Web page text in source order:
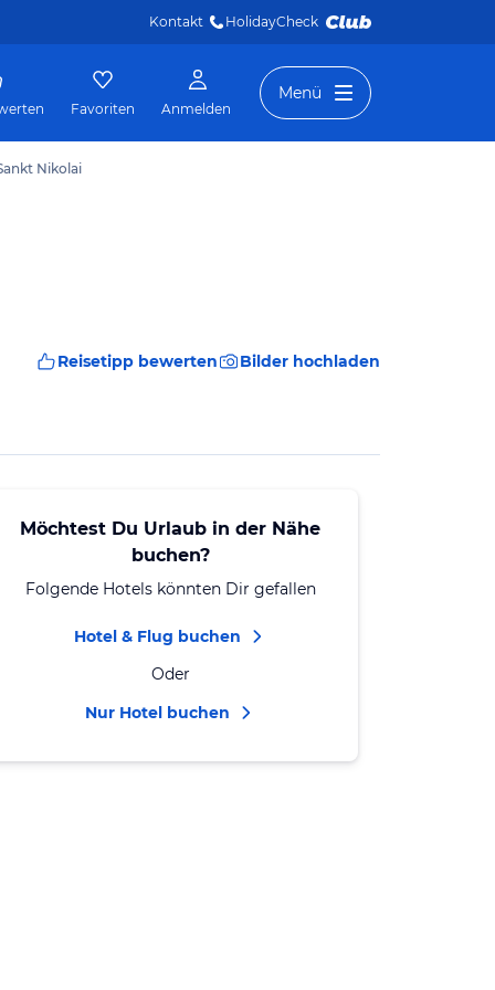
Kontakt HolidayCheck
Favoriten Anmelden
Menü
Nikolai
Reisetipp bewerten Bilder hochladen
Möchtest Du Urlaub in der Nähe
buchen?
Folgende Hotels könnten Dir gefallen
Hotel & Flug buchen
Oder
Nur Hotel buchen